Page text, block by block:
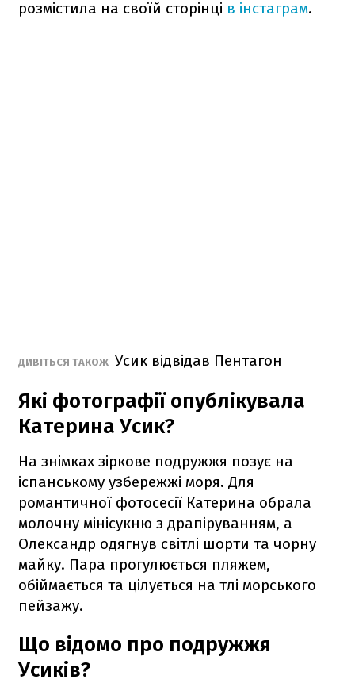
розмістила на своїй сторінці в інстаграм.
ДИВІТЬСЯ ТАКОЖ Усик відвідав Пентагон
Які фотографії опублікувала
Катерина Усик?
На знімках зіркове подружжя позує на
іспанському узбережжі моря. Для
романтичної фотосесії Катерина обрала
молочну мінісукню з драпіруванням, а
Олександр одягнув світлі шорти та чорну
майку. Пара прогулюється пляжем,
обіймається та цілується на тлі морського
пейзажу.
Що відомо про подружжя
Усиків?